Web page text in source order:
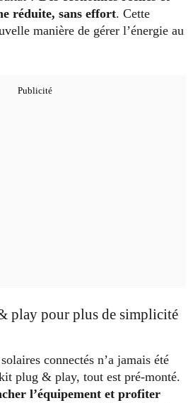
réduite, sans effort. Cette
manière de gérer l’énergie au
play pour plus de simplicité
connectés n’a jamais été
plug & play, tout est pré-monté.
l’équipement et profiter